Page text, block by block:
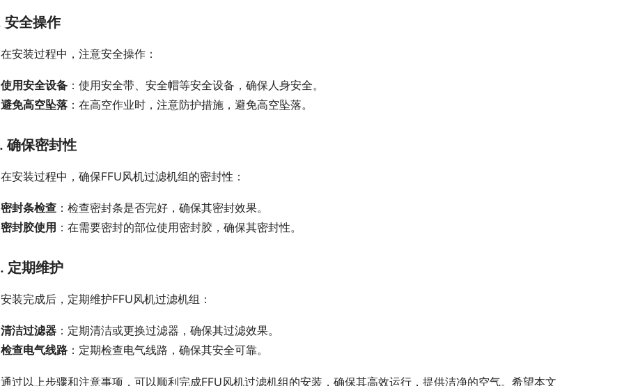
安全操作
在安装过程中，注意安全操作：
使用安全设备 ：使用安全带、安全帽等安全设备，确保人身安全。
避免高空坠落 ：在高空作业时，注意防护措施，避免高空坠落。
确保密封性
在安装过程中，确保FFU风机过滤机组的密封性：
密封条检查 ：检查密封条是否完好，确保其密封效果。
密封胶使用 ：在需要密封的部位使用密封胶，确保其密封性。
定期维护
安装完成后，定期维护FFU风机过滤机组：
清洁过滤器 ：定期清洁或更换过滤器，确保其过滤效果。
检查电气线路 ：定期检查电气线路，确保其安全可靠。
通过以上步骤和注意事项，可以顺利完成FFU风机过滤机组的安装，确保其高效运行，提供洁净的空气。希望本文